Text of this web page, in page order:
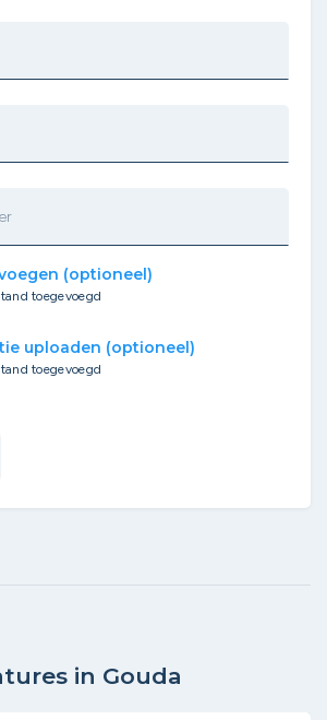
(optioneel)
toegevoegd
uploaden (optioneel)
toegevoegd
in Gouda